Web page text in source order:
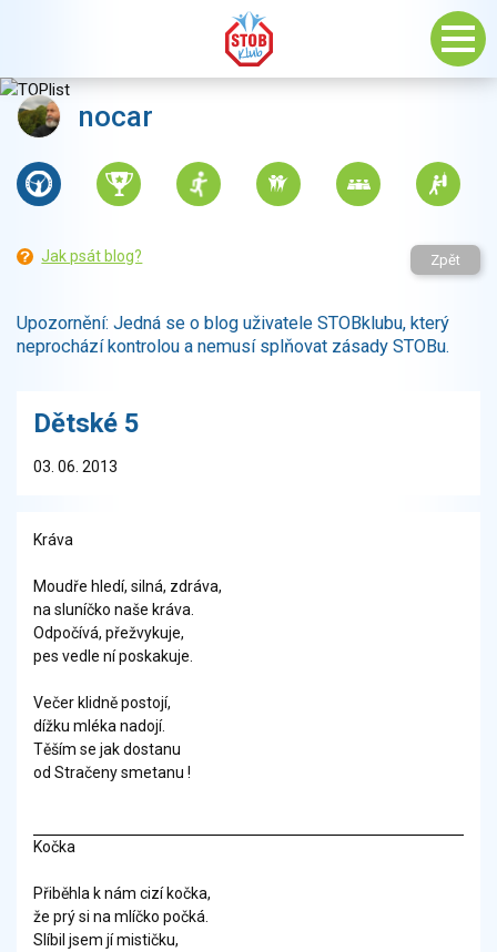
nocar
Jak psát blog? Zpět
Upozornění: Jedná se o blog uživatele STOBklubu, který
neprochází kontrolou a nemusí splňovat zásady STOBu.
Dětské 5
03. 06. 2013
Kráva
Moudře hledí, silná, zdráva,
na sluníčko naše kráva.
Odpočívá, přežvykuje,
pes vedle ní poskakuje.
Večer klidně postojí,
dížku mléka nadojí.
Těším se jak dostanu
od Stračeny smetanu !
Kočka
Přiběhla k nám cizí kočka,
že prý si na mlíčko počká.
Slíbil jsem jí mističku,